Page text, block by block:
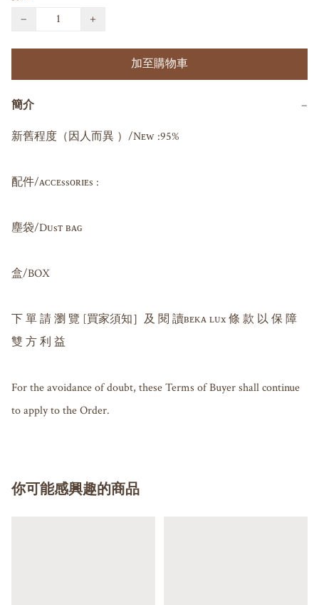
−
+
加至購物車
簡介 −
新舊程度（因人而異 ）/Nᴇᴡ :95%
配件/ᴀᴄᴄᴇssᴏʀɪᴇs :
塵袋/Dᴜsᴛ ʙᴀɢ
盒/BOX
下 單 請 瀏 覽 [買家須知］及 閱 讀ʙᴇᴋᴀ ʟᴜx 條 款 以 保 障
雙 方 利 益
For the avoidance of doubt, these Terms of Buyer shall continue
to apply to the Order.
你可能感興趣的商品